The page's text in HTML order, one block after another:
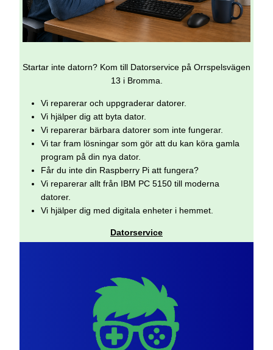
Startar inte datorn? Kom till Datorservice på Orrspelsvägen
13 i Bromma.
Vi reparerar och uppgraderar datorer.
Vi hjälper dig att byta dator.
Vi reparerar bärbara datorer som inte fungerar.
Vi tar fram lösningar som gör att du kan köra gamla
program på din nya dator.
Får du inte din Raspberry Pi att fungera?
Vi reparerar allt från IBM PC 5150 till moderna
datorer.
Vi hjälper dig med digitala enheter i hemmet.
Datorservice